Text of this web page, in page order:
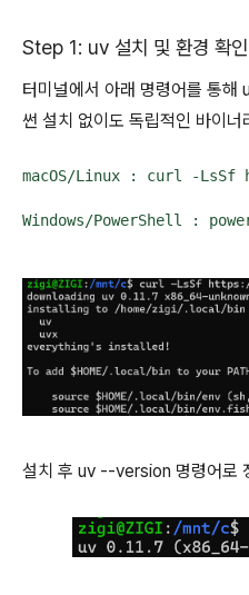
Step 1: uv 설치 및 환경 확인
터미널에서 아래 명령어를 통해
썬 설치 없이도 독립적인 바이
macOS/Linux : curl -
Windows/PowerShell :
설치 후 uv --version 명령어로